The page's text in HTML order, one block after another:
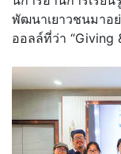
พัฒนาเยาวชนมาอ
ออลล์ที่ว่า “Giving